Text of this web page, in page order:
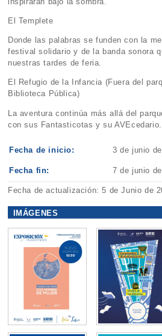
El Templete
Donde las palabras se funden con la
festival solidario y de la banda sonora
nuestras tardes de feria.
El Refugio de la Infancia (Fuera del
Biblioteca Pública)
La aventura continúa más allá del
con sus Fantasticotas y su AVEcedario.
Fecha de inicio: 3 de junio
Fecha fin: 7 de junio
Fecha de actualización: 5 de Junio de
IMÁGENES